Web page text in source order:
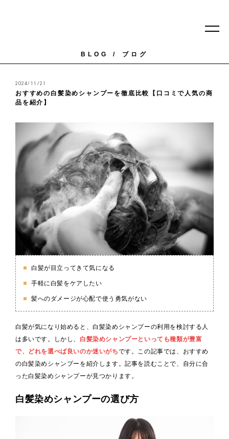
BLOG ブログ
2024/11/21
おすすめの白髪染めシャンプーを徹底比較【口コミで人気の商
品を紹介】
白髪が目立ってきて気になる
手軽に白髪をケアしたい
髪へのダメージが心配で使う勇気がない
白髪が気になり始めると、白髪染めシャンプーの利用を検討する人
は多いです。しかし、 白髪染めシャンプーといっても種類が豊富
で、どれを選べば良いのか迷いがちです。この記事では、おすすめ
の白髪染めシャンプーを紹介します。記事を読むことで、自分に合
った白髪染めシャンプーが見つかります。
白髪染めシャンプーの選び方